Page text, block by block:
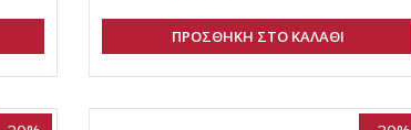
ΠΡΟΣΘΗΚΗ ΣΤΟ ΚΑΛΑΘΙ